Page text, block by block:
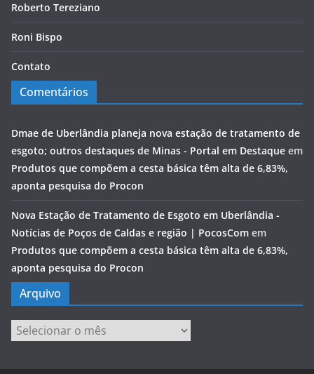
Roberto Tereziano
Roni Bispo
Contato
Comentários
Dmae de Uberlândia planeja nova estação de tratamento de
esgoto; outros destaques de Minas - Portal em Destaque em
Produtos que compõem a cesta básica têm alta de 6,83%,
aponta pesquisa do Procon
Nova Estação de Tratamento de Esgoto em Uberlândia -
Notícias de Poços de Caldas e região | PocosCom em
Produtos que compõem a cesta básica têm alta de 6,83%,
aponta pesquisa do Procon
Arquivo
Arquivo